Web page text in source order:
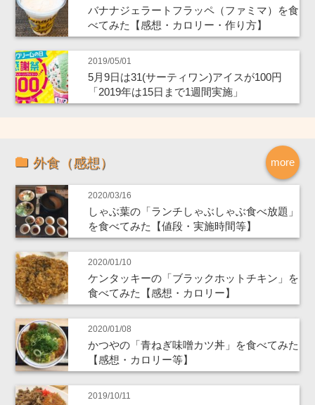
バナナジェラートフラッペ（ファミマ）を食
べてみた【感想・カロリー・作り方】
2019/05/01
5月9日は31(サーティワン)アイスが100円
「2019年は15日まで1週間実施」
more
外食（感想）
2020/03/16
しゃぶ葉の「ランチしゃぶしゃぶ食べ放題」
を食べてみた【値段・実施時間等】
2020/01/10
ケンタッキーの「ブラックホットチキン」を
食べてみた【感想・カロリー】
2020/01/08
かつやの「青ねぎ味噌カツ丼」を食べてみた
【感想・カロリー等】
2019/10/11